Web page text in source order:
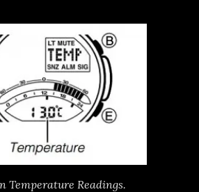
Temperature Readings.